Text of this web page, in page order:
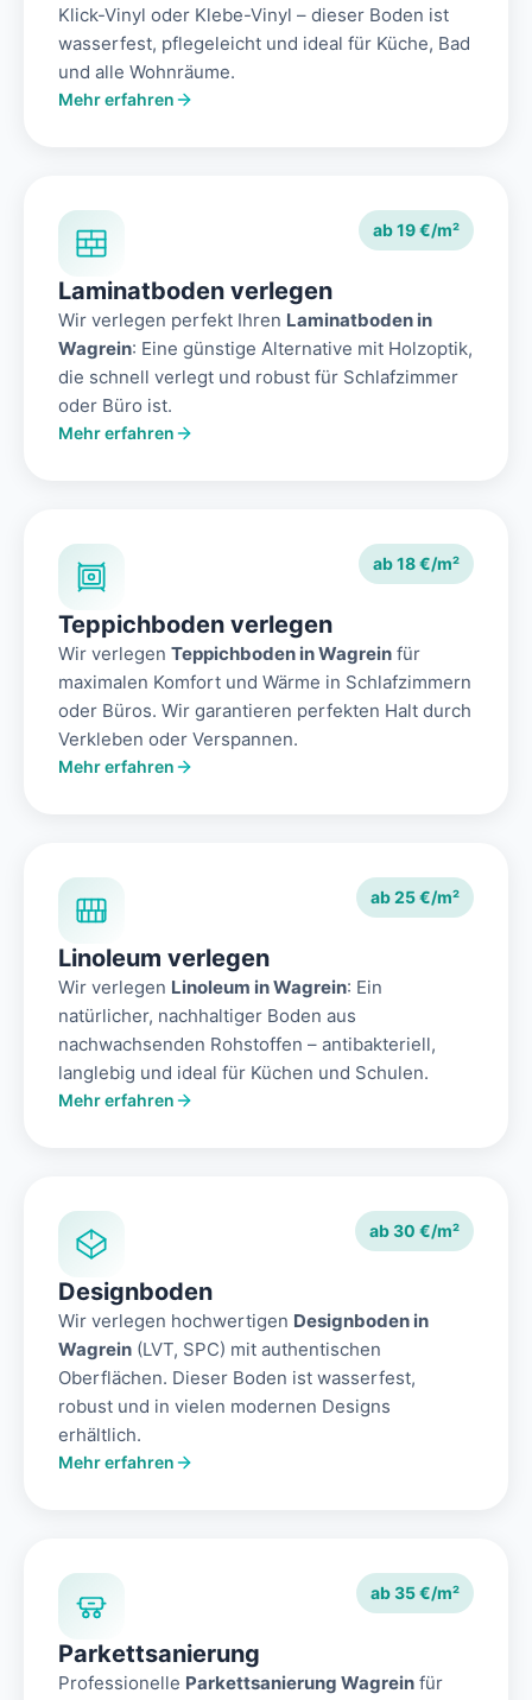
Klick-Vinyl oder Klebe-Vinyl – dieser Boden ist
wasserfest, pflegeleicht und ideal für Küche, Bad
und alle Wohnräume.
Mehr erfahren
ab 19 €/m²
Laminatboden verlegen
Wir verlegen perfekt Ihren Laminatboden in
Wagrein: Eine günstige Alternative mit Holzoptik,
die schnell verlegt und robust für Schlafzimmer
oder Büro ist.
Mehr erfahren
ab 18 €/m²
Teppichboden verlegen
Wir verlegen Teppichboden in Wagrein für
maximalen Komfort und Wärme in Schlafzimmern
oder Büros. Wir garantieren perfekten Halt durch
Verkleben oder Verspannen.
Mehr erfahren
ab 25 €/m²
Linoleum verlegen
Wir verlegen Linoleum in Wagrein: Ein
natürlicher, nachhaltiger Boden aus
nachwachsenden Rohstoffen – antibakteriell,
langlebig und ideal für Küchen und Schulen.
Mehr erfahren
ab 30 €/m²
Designboden
Wir verlegen hochwertigen Designboden in
Wagrein (LVT, SPC) mit authentischen
Oberflächen. Dieser Boden ist wasserfest,
robust und in vielen modernen Designs
erhältlich.
Mehr erfahren
ab 35 €/m²
Parkettsanierung
Professionelle Parkettsanierung Wagrein für